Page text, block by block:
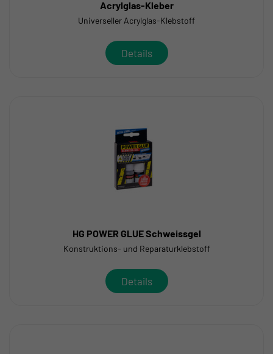
Acrylglas-Kleber
Universeller Acrylglas-Klebstoff
Details
HG POWER GLUE Schweissgel
Konstruktions- und Reparaturklebstoff
Details